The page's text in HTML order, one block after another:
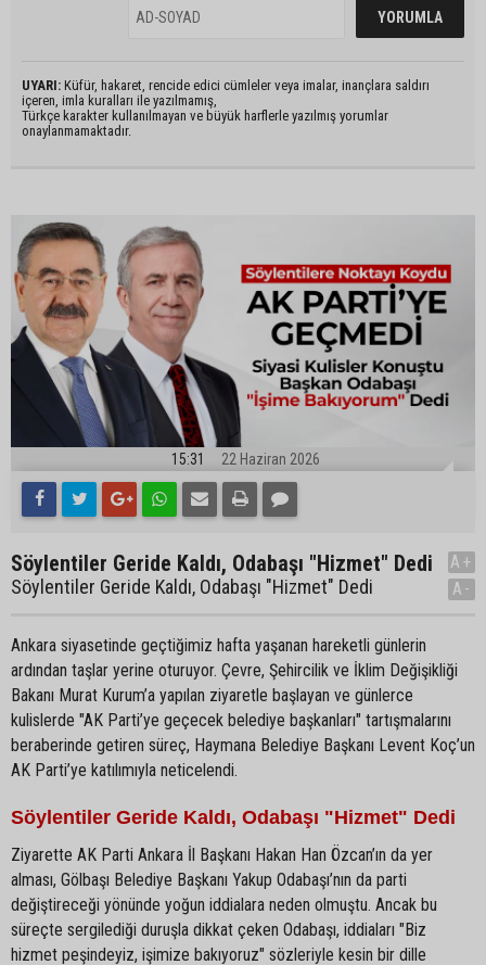
UYARI: Küfür, hakaret, rencide edici cümleler veya imalar, inançlara saldırı
içeren, imla kuralları ile yazılmamış,
Türkçe karakter kullanılmayan ve büyük harflerle yazılmış yorumlar
onaylanmamaktadır.
15:31 22 Haziran 2026
Söylentiler Geride Kaldı, Odabaşı "Hizmet" Dedi
Söylentiler Geride Kaldı, Odabaşı "Hizmet" Dedi
A+
A-
Ankara siyasetinde geçtiğimiz hafta yaşanan hareketli günlerin
ardından taşlar yerine oturuyor. Çevre, Şehircilik ve İklim Değişikliği
Bakanı Murat Kurum’a yapılan ziyaretle başlayan ve günlerce
kulislerde "AK Parti’ye geçecek belediye başkanları" tartışmalarını
beraberinde getiren süreç, Haymana Belediye Başkanı Levent Koç’un
AK Parti’ye katılımıyla neticelendi.
Söylentiler Geride Kaldı, Odabaşı "Hizmet" Dedi
Ziyarette AK Parti Ankara İl Başkanı Hakan Han Özcan’ın da yer
alması, Gölbaşı Belediye Başkanı Yakup Odabaşı’nın da parti
değiştireceği yönünde yoğun iddialara neden olmuştu. Ancak bu
süreçte sergilediği duruşla dikkat çeken Odabaşı, iddiaları "Biz
hizmet peşindeyiz, işimize bakıyoruz" sözleriyle kesin bir dille